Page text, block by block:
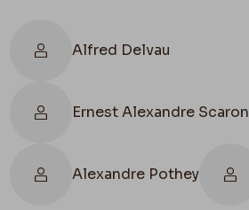
Alfred Delvau
Ernest Alexandre Scaron
Alexandre Pothey